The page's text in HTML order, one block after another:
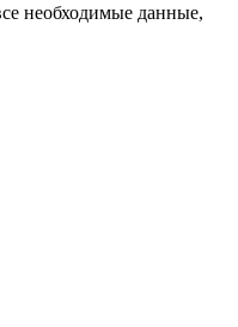
необходимые данные,